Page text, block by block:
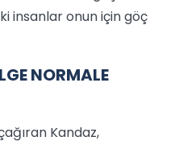
insanlar onun için göç
NORMALE
Kandaz,